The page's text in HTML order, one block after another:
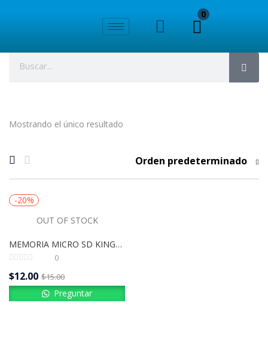
0
Mostrando el único resultado
Orden predeterminado
-20%
OUT OF STOCK
MEMORIA MICRO SD KINGSTON 16GB
0
$12.00 $15.00
Preguntar